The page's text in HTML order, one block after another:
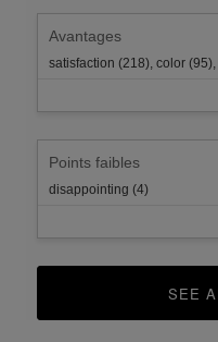
rating.
Avantages
satisfaction (218), color (95),
Points faibles
disappointing (4)